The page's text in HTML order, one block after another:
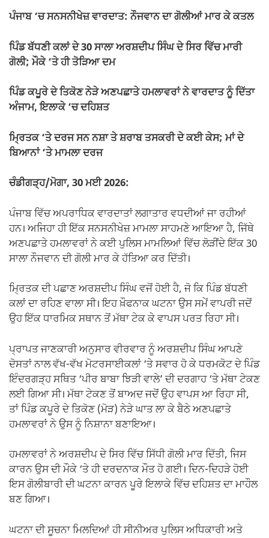
e
o
o
k
s
p
p
gr
m
y
n
e
ਪੰਜਾਬ ‘ਚ ਸਨਸਨੀਖੇਜ਼ ਵਾਰਦਾਤ: ਨੌਜਵਾਨ ਦਾ ਗੋਲੀਆਂ ਮਾਰ ਕੇ ਕਤਲ
ਪਿੰਡ ਬੱਧਣੀ ਕਲਾਂ ਦੇ 30 ਸਾਲਾ ਅਰਸ਼ਦੀਪ ਸਿੰਘ ਦੇ ਸਿਰ ਵਿੱਚ ਮਾਰੀ
ਗੋਲੀ; ਮੌਕੇ ‘ਤੇ ਹੀ ਤੋੜਿਆ ਦਮ
ਪਿੰਡ ਕਪੂਰੇ ਦੇ ਤਿਕੋਣ ਨੇੜੇ ਅਣਪਛਾਤੇ ਹਮਲਾਵਰਾਂ ਨੇ ਵਾਰਦਾਤ ਨੂੰ ਦਿੱਤਾ
ਅੰਜਾਮ, ਇਲਾਕੇ ‘ਚ ਦਹਿਸ਼ਤ
ਮ੍ਰਿਤਕ ‘ਤੇ ਦਰਜ ਸਨ ਨਸ਼ਾ ਤੇ ਸ਼ਰਾਬ ਤਸਕਰੀ ਦੇ ਕਈ ਕੇਸ; ਮਾਂ ਦੇ
ਬਿਆਨਾਂ ‘ਤੇ ਮਾਮਲਾ ਦਰਜ
ਚੰਡੀਗੜ੍ਹ/ਮੋਗਾ, 30 ਮਈ 2026:
ਪੰਜਾਬ ਵਿੱਚ ਅਪਰਾਧਿਕ ਵਾਰਦਾਤਾਂ ਲਗਾਤਾਰ ਵਧਦੀਆਂ ਜਾ ਰਹੀਆਂ
ਹਨ। ਅਜਿਹਾ ਹੀ ਇੱਕ ਸਨਸਨੀਖੇਜ਼ ਮਾਮਲਾ ਸਾਹਮਣੇ ਆਇਆ ਹੈ, ਜਿੱਥੇ
ਅਣਪਛਾਤੇ ਹਮਲਾਵਰਾਂ ਨੇ ਕਈ ਪੁਲਿਸ ਮਾਮਲਿਆਂ ਵਿੱਚ ਲੋੜੀਂਦੇ ਇੱਕ 30
ਸਾਲਾ ਨੌਜਵਾਨ ਦੀ ਗੋਲੀ ਮਾਰ ਕੇ ਹੱਤਿਆ ਕਰ ਦਿੱਤੀ।
ਮ੍ਰਿਤਕ ਦੀ ਪਛਾਣ ਅਰਸ਼ਦੀਪ ਸਿੰਘ ਵਜੋਂ ਹੋਈ ਹੈ, ਜੋ ਕਿ ਪਿੰਡ ਬੱਧਣੀ
ਕਲਾਂ ਦਾ ਰਹਿਣ ਵਾਲਾ ਸੀ। ਇਹ ਖ਼ੌਫਨਾਕ ਘਟਨਾ ਉਸ ਸਮੇਂ ਵਾਪਰੀ ਜਦੋਂ
ਉਹ ਇੱਕ ਧਾਰਮਿਕ ਸਥਾਨ ਤੋਂ ਮੱਥਾ ਟੇਕ ਕੇ ਵਾਪਸ ਪਰਤ ਰਿਹਾ ਸੀ।
ਪ੍ਰਾਪਤ ਜਾਣਕਾਰੀ ਅਨੁਸਾਰ ਵੀਰਵਾਰ ਨੂੰ ਅਰਸ਼ਦੀਪ ਸਿੰਘ ਆਪਣੇ
ਦੋਸਤਾਂ ਨਾਲ ਵੱਖ-ਵੱਖ ਮੋਟਰਸਾਈਕਲਾਂ ‘ਤੇ ਸਵਾਰ ਹੋ ਕੇ ਧਰਮਕੋਟ ਦੇ ਪਿੰਡ
ਇੰਦਰਗੜ੍ਹ ਸਥਿਤ ‘ਪੀਰ ਬਾਬਾ ਝਿੜੀ ਵਾਲੇ’ ਦੀ ਦਰਗਾਹ ‘ਤੇ ਮੱਥਾ ਟੇਕਣ
ਲਈ ਗਿਆ ਸੀ। ਮੱਥਾ ਟੇਕਣ ਤੋਂ ਬਾਅਦ ਜਦੋਂ ਉਹ ਵਾਪਸ ਆ ਰਿਹਾ ਸੀ,
ਤਾਂ ਪਿੰਡ ਕਪੂਰੇ ਦੇ ਤਿਕੋਣ (ਮੋੜ) ਨੇੜੇ ਘਾਤ ਲਾ ਕੇ ਬੈਠੇ ਅਣਪਛਾਤੇ
ਹਮਲਾਵਰਾਂ ਨੇ ਉਸ ਨੂੰ ਨਿਸ਼ਾਨਾ ਬਣਾਇਆ।
ਹਮਲਾਵਰਾਂ ਨੇ ਅਰਸ਼ਦੀਪ ਦੇ ਸਿਰ ਵਿੱਚ ਸਿੱਧੀ ਗੋਲੀ ਮਾਰ ਦਿੱਤੀ, ਜਿਸ
ਕਾਰਨ ਉਸ ਦੀ ਮੌਕੇ ‘ਤੇ ਹੀ ਦਰਦਨਾਕ ਮੌਤ ਹੋ ਗਈ। ਦਿਨ-ਦਿਹੜੇ ਹੋਈ
ਇਸ ਗੋਲੀਬਾਰੀ ਦੀ ਘਟਨਾ ਕਾਰਨ ਪੂਰੇ ਇਲਾਕੇ ਵਿੱਚ ਦਹਿਸ਼ਤ ਦਾ ਮਾਹੌਲ
ਬਣ ਗਿਆ।
ਘਟਨਾ ਦੀ ਸੂਚਨਾ ਮਿਲਦਿਆਂ ਹੀ ਸੀਨੀਅਰ ਪੁਲਿਸ ਅਧਿਕਾਰੀ ਅਤੇ